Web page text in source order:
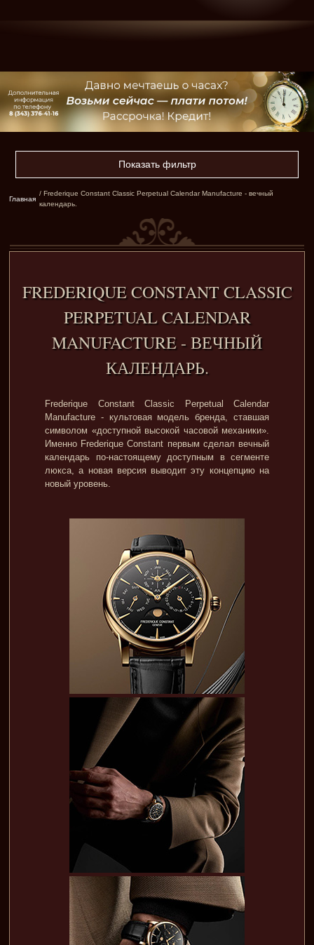
Показать фильтр
Главная
/ Frederique Constant Classic Perpetual Calendar Manufacture - вечный
календарь.
FREDERIQUE CONSTANT CLASSIC
PERPETUAL CALENDAR
MANUFACTURE - ВЕЧНЫЙ
КАЛЕНДАРЬ.
Frederique Constant Classic Perpetual Calendar
Manufacture - культовая модель бренда, ставшая
символом «доступной высокой часовой механики».
Именно Frederique Constant первым сделал вечный
календарь по-настоящему доступным в сегменте
люкса, а новая версия выводит эту концепцию на
новый уровень.